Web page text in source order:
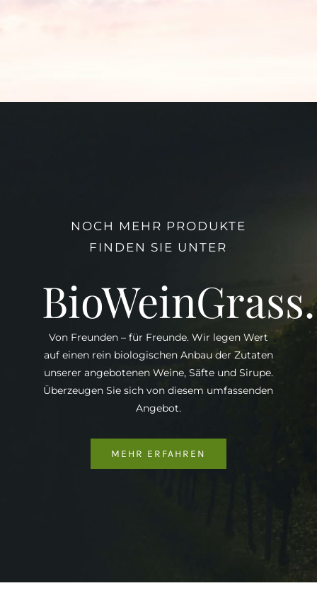
NOCH MEHR PRODUKTE
FINDEN SIE UNTER
Von Freunden – für Freunde. Wir legen Wert
auf einen rein biologischen Anbau der Zutaten
unserer angebotenen Weine, Säfte und Sirupe.
Überzeugen Sie sich von diesem umfassenden
Angebot.
MEHR ERFAHREN